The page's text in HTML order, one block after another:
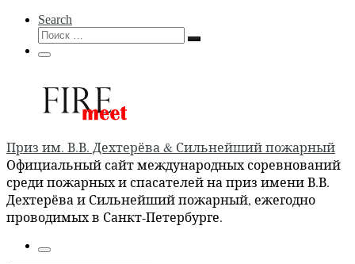
Search
Поиск
Поиск
Меню
Приз им. В.В. Дехтерёва & Сильнейший пожарный
Официальный сайт международных соревнований
среди пожарных и спасателей на приз имени В.В.
Дехтерёва и Сильнейший пожарный, ежегодно
проводимых в Санкт-Петербурге.
Меню